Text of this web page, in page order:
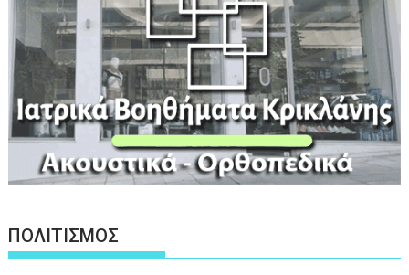
ΠΟΛΙΤΙΣΜΟΣ